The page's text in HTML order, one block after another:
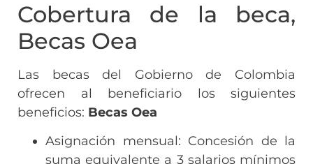
Cobertura de la beca,
Becas Oea
Las becas del Gobierno de Colombia
ofrecen al beneficiario los siguientes
beneficios: Becas Oea
Asignación mensual: Concesión de la
suma equivalente a 3 salarios mínimos